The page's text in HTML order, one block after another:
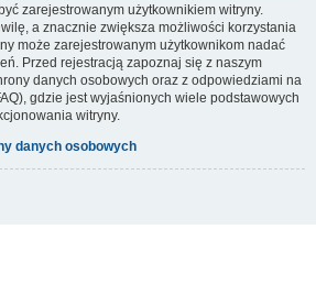
zarejestrowanym użytkownikiem witryny.
a znacznie zwiększa możliwości korzystania
może zarejestrowanym użytkownikom nadać
Przed rejestracją zapoznaj się z naszym
danych osobowych oraz z odpowiedziami na
gdzie jest wyjaśnionych wiele podstawowych
witryny.
danych osobowych